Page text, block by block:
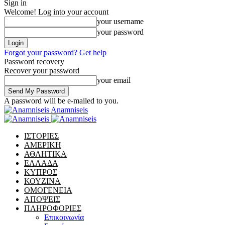
Sign in
Welcome! Log into your account
your username
your password
Forgot your password? Get help
Password recovery
Recover your password
your email
A password will be e-mailed to you.
Anamniseis
ΙΣΤΟΡΙΕΣ
ΑΜΕΡΙΚΗ
ΑΘΛΗΤΙΚΑ
ΕΛΛΑΔΑ
ΚΥΠΡΟΣ
ΚΟΥΖΙΝΑ
ΟΜΟΓΕΝΕΙΑ
ΑΠΟΨΕΙΣ
ΠΛΗΡΟΦΟΡΙΕΣ
Επικοινωνία